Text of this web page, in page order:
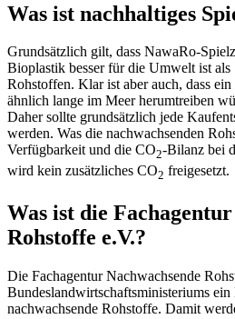
Was ist nachhaltiges
Grundsätzlich gilt, dass NawaRo-
Bioplastik besser für die Umwelt ist als
Rohstoffen. Klar ist aber auch, dass
ähnlich lange im Meer herumtreiben
Daher sollte grundsätzlich jede
werden. Was die nachwachsenden
Verfügbarkeit und die CO2-Bilanz bei
wird kein zusätzliches CO2 freigesetzt.
Was ist die
Rohstoffe e.V.?
Die Fachagentur Nachwachsende
Bundeslandwirtschaftsministeriums
nachwachsende Rohstoffe. Damit